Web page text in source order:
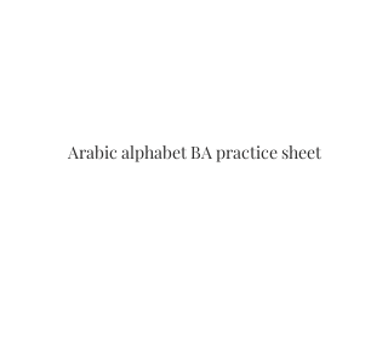
Arabic alphabet BA practice sheet